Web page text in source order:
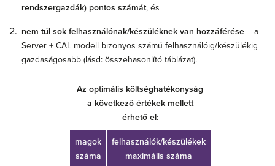
rendszergazdák) pontos számát, és
nem túl sok felhasználónak/készüléknek van hozzáférése – a
Server + CAL modell bizonyos számú felhasználóig/készülékig
gazdaságosabb (lásd: összehasonlító táblázat).
Az optimális költséghatékonyság
a következő értékek mellett
érhető el:
magok
száma
felhasználók/készülékek
maximális száma